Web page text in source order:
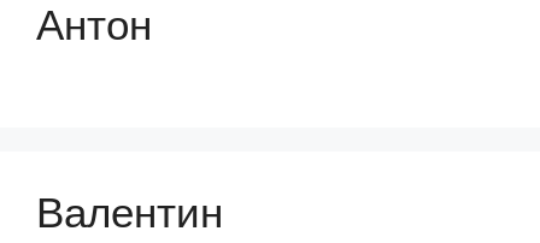
Антон
Валентин